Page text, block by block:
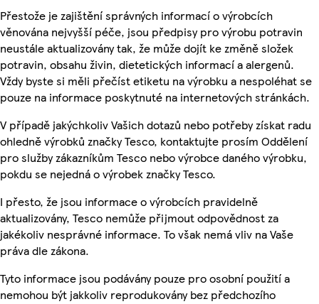
Přestože je zajištění správných informací o výrobcích
věnována nejvyšší péče, jsou předpisy pro výrobu potravin
neustále aktualizovány tak, že může dojít ke změně složek
potravin, obsahu živin, dietetických informací a alergenů.
Vždy byste si měli přečíst etiketu na výrobku a nespoléhat se
pouze na informace poskytnuté na internetových stránkách.
V případě jakýchkoliv Vašich dotazů nebo potřeby získat radu
ohledně výrobků značky Tesco, kontaktujte prosím Oddělení
pro služby zákazníkům Tesco nebo výrobce daného výrobku,
pokdu se nejedná o výrobek značky Tesco.
I přesto, že jsou informace o výrobcích pravidelně
aktualizovány, Tesco nemůže přijmout odpovědnost za
jakékoliv nesprávné informace. To však nemá vliv na Vaše
práva dle zákona.
Tyto informace jsou podávány pouze pro osobní použití a
nemohou být jakkoliv reprodukovány bez předchozího